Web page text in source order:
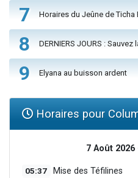
7 Horaires du Jeûne de Ticha
8 DERNIERS JOURS :
9 Elyana au buisson ardent
Horaires pour
7 Août 2026
05:37 Mise des Téfilines